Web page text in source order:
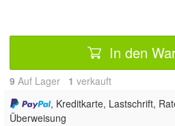
In den
9 Auf Lager 1 verkauft
, Kreditkarte, Lastschrift,
Überweisung